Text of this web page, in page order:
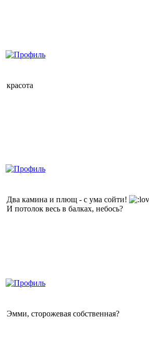
красота
Два камина и плющ - с ума сойти!
И потолок весь в балках, небось?
Эмми, сторожевая собственная?